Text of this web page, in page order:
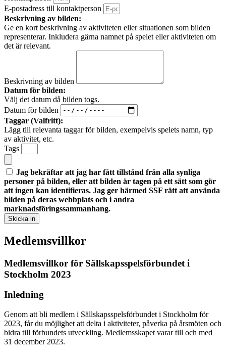
E-postadress till kontaktperson
Beskrivning av bilden:
Ge en kort beskrivning av aktiviteten eller situationen som bilden
representerar. Inkludera gärna namnet på spelet eller aktiviteten om
det är relevant.
Beskrivning av bilden
Datum för bilden:
Välj det datum då bilden togs.
Datum för bilden
Taggar (Valfritt):
Lägg till relevanta taggar för bilden, exempelvis spelets namn, typ
av aktivitet, etc.
Tags
Jag bekräftar att jag har fått tillstånd från alla synliga
personer på bilden, eller att bilden är tagen på ett sätt som gör
att ingen kan identifieras. Jag ger härmed SSF rätt att använda
bilden på deras webbplats och i andra
marknadsföringssammanhang.
Skicka in
Medlemsvillkor
Medlemsvillkor för Sällskapsspelsförbundet i
Stockholm 2023
Inledning
Genom att bli medlem i Sällskapsspelsförbundet i Stockholm för
2023, får du möjlighet att delta i aktiviteter, påverka på årsmöten och
bidra till förbundets utveckling. Medlemsskapet varar till och med
31 december 2023.